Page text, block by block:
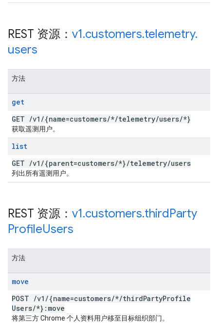
REST 资源： v1.customers.telemetry.
users
方法
get
GET /v1 /{name=customers/*/telemetry/users/*}
获取遥测用户。
list
GET /v1 /{parent=customers/*}/telemetry/users
列出所有遥测用户。
REST 资源： v1.customers.thirdParty
ProfileUsers
方法
move
POST /v1 /{name=customers/*/thirdPartyProfile
Users/*}:move
将第三方 Chrome 个人资料用户移至目标组织部门。